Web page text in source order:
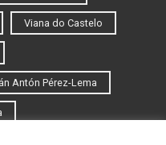
Viana do Castelo
Antón Pérez-Lema